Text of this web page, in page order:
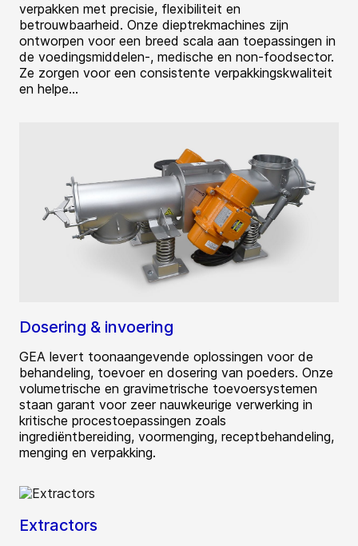
verpakken met precisie, flexibiliteit en
betrouwbaarheid. Onze dieptrekmachines zijn
ontworpen voor een breed scala aan toepassingen in
de voedingsmiddelen-, medische en non-foodsector.
Ze zorgen voor een consistente verpakkingskwaliteit
en helpe...
Dosering & invoering
GEA levert toonaangevende oplossingen voor de
behandeling, toevoer en dosering van poeders. Onze
volumetrische en gravimetrische toevoersystemen
staan garant voor zeer nauwkeurige verwerking in
kritische procestoepassingen zoals
ingrediëntbereiding, voormenging, receptbehandeling,
menging en verpakking.
Extractors